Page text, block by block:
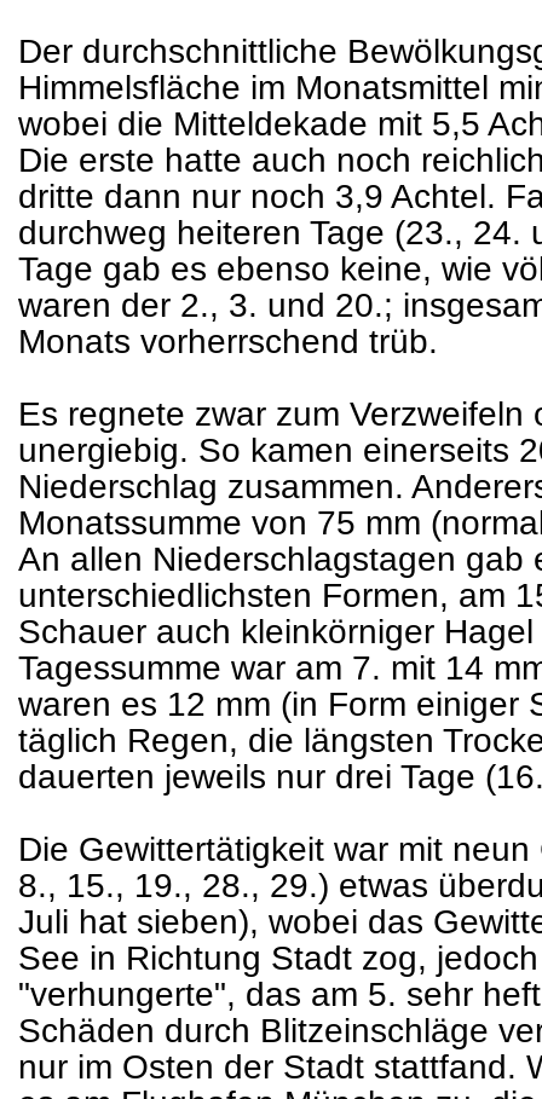
Der durchschnittliche
Himmelsfläche im Monatsmittel
wobei die Mitteldekade mit 5,5
Die erste hatte auch noch
dritte dann nur noch 3,9 Achtel.
durchweg heiteren Tage (23., 24.
Tage gab es ebenso keine, wie
waren der 2., 3. und 20.;
Monats vorherrschend trüb.
Es regnete zwar zum
unergiebig. So kamen einerseits
Niederschlag zusammen.
Monatssumme von 75 mm
An allen Niederschlagstagen gab
unterschiedlichsten Formen, am
Schauer auch kleinkörniger
Tagessumme war am 7. mit 14
waren es 12 mm (in Form einiger
täglich Regen, die längsten
dauerten jeweils nur drei Tage
Die Gewittertätigkeit war mit
8., 15., 19., 28., 29.) etwas
Juli hat sieben), wobei das
See in Richtung Stadt zog,
"verhungerte", das am 5. sehr
Schäden durch Blitzeinschläge
nur im Osten der Stadt stattfand.